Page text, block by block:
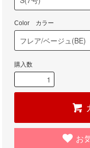
Color カラー
購入数
お